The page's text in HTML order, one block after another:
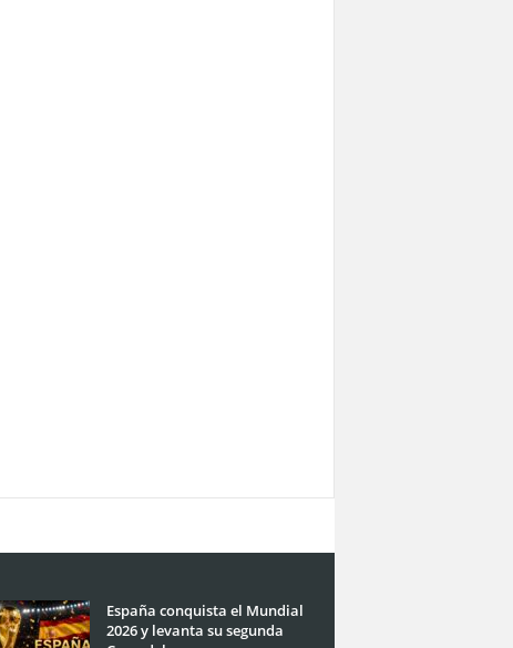
España conquista el Mundial
2026 y levanta su segunda